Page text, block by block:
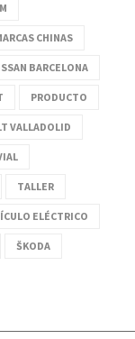
CHINAS
BARCELONA
PRODUCTO
VALLADOLID
TALLER
ELÉCTRICO
ŠKODA